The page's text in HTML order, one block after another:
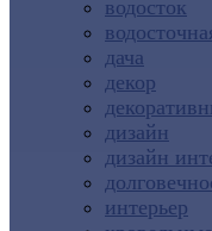
водосток
дача
декор
дизайн
дизайн
интерьер